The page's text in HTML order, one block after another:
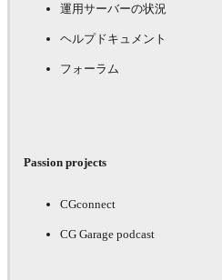
運用サーバーの状況
ヘルプドキュメント
フォーラム
Passion projects
CGconnect
CG Garage podcast